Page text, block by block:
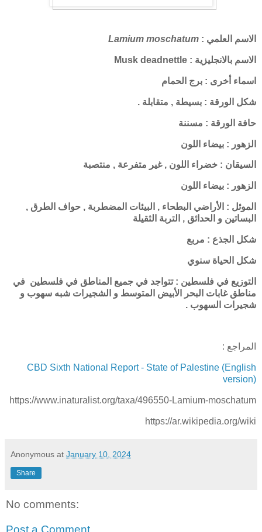
الاسم العلمي : Lamium moschatum
الاسم بالانجليزية : Musk deadnettle
اسماء أخرى : برج الحمام
شكل الورقة : بسيطة , متقابلة .
حافة الورقة : مسننة
الزهور : بيضاء اللون
السيقان : خضراء اللون , غير متفرعة , منتصبة
الزهور : بيضاء اللون
الموئل : الأراضي البطحاء , البيئات المضطربة , حواف الطرق ,
البساتين و الحدائق , التربة الثقيلة
شكل الجذع : مربع
شكل الحياة سنوي
التوزيع في فلسطين : تتواجد في جميع المناطق في فلسطين في
مناطق غابات البحر الأبيض المتوسط و الشجيرات شبه سهوب و
شجيرات السهوب .
المراجع :
CBD Sixth National Report - State of Palestine (English
version)
https://www.inaturalist.org/taxa/496550-Lamium-moschatum
https://ar.wikipedia.org/wiki
Anonymous at January 10, 2024
Share
No comments:
Post a Comment